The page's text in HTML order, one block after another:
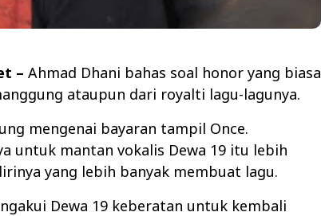
– Ahmad Dhani bahas soal honor yang biasa
ataupun dari royalti lagu-lagunya.
mengenai bayaran tampil Once.
untuk mantan vokalis Dewa 19 itu lebih
yang lebih banyak membuat lagu.
Dewa 19 keberatan untuk kembali